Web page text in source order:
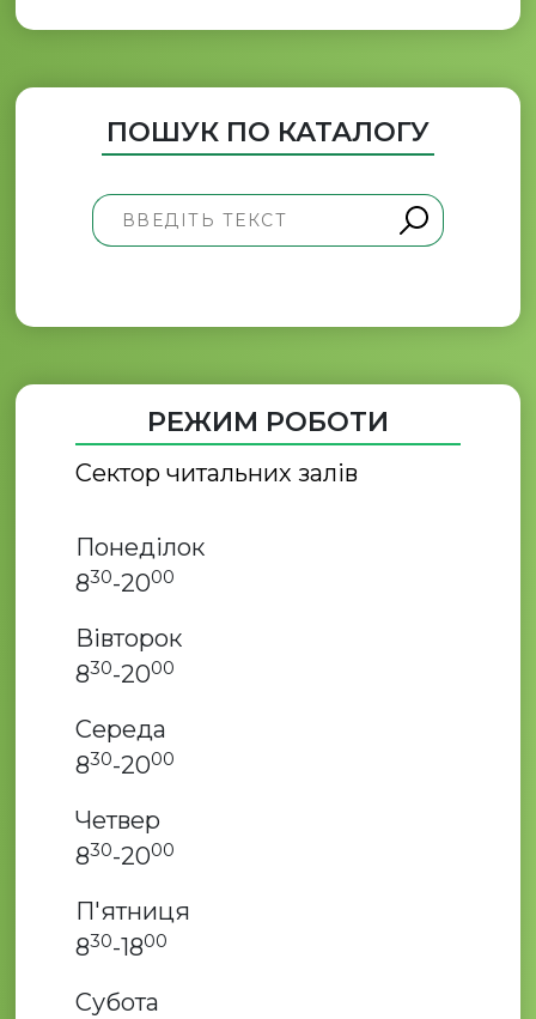
ПОШУК ПО КАТАЛОГУ
РЕЖИМ РОБОТИ
Сектор читальних залів
Понеділок
830-2000
Вівторок
830-2000
Середа
830-2000
Четвер
830-2000
П'ятниця
830-1800
Субота